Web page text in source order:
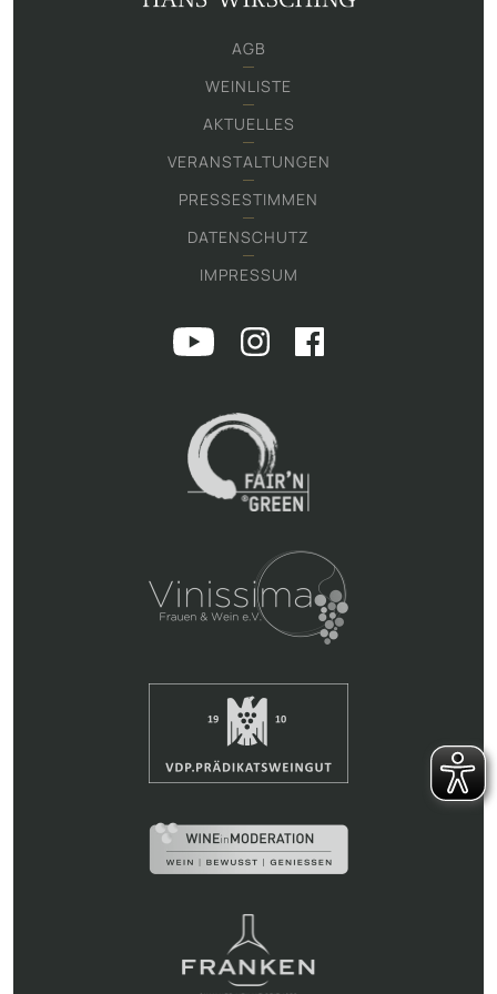
AGB
WEINLISTE
AKTUELLES
VERANSTALTUNGEN
PRESSESTIMMEN
DATENSCHUTZ
IMPRESSUM